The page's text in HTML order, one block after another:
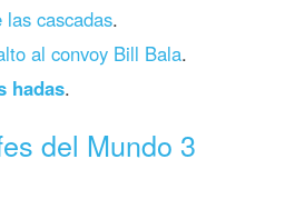
las cascadas.
al convoy Bill Bala.
hadas.
del Mundo 3